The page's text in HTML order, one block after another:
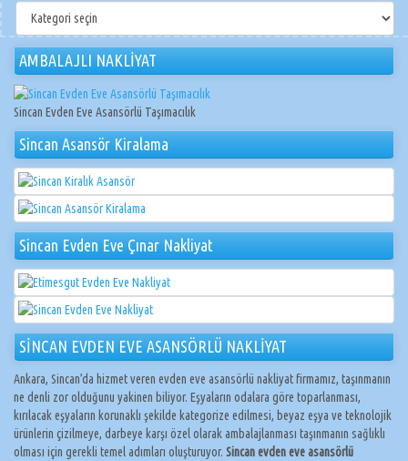
ÇINAR
NAKLİYAT
AMBALAJLI NAKLİYAT
Sincan Evden Eve Asansörlü Taşımacılık
Sincan Asansör Kiralama
Sincan Evden Eve Çınar Nakliyat
SİNCAN EVDEN EVE ASANSÖRLÜ NAKLİYAT
Ankara, Sincan’da hizmet veren evden eve asansörlü nakliyat firmamız, taşınmanın
ne denli zor olduğunu yakinen biliyor. Eşyaların odalara göre toparlanması,
kırılacak eşyaların korunaklı şekilde kategorize edilmesi, beyaz eşya ve teknolojik
ürünlerin çizilmeye, darbeye karşı özel olarak ambalajlanması taşınmanın sağlıklı
olması için gerekli temel adımları oluşturuyor. Sincan evden eve asansörlü